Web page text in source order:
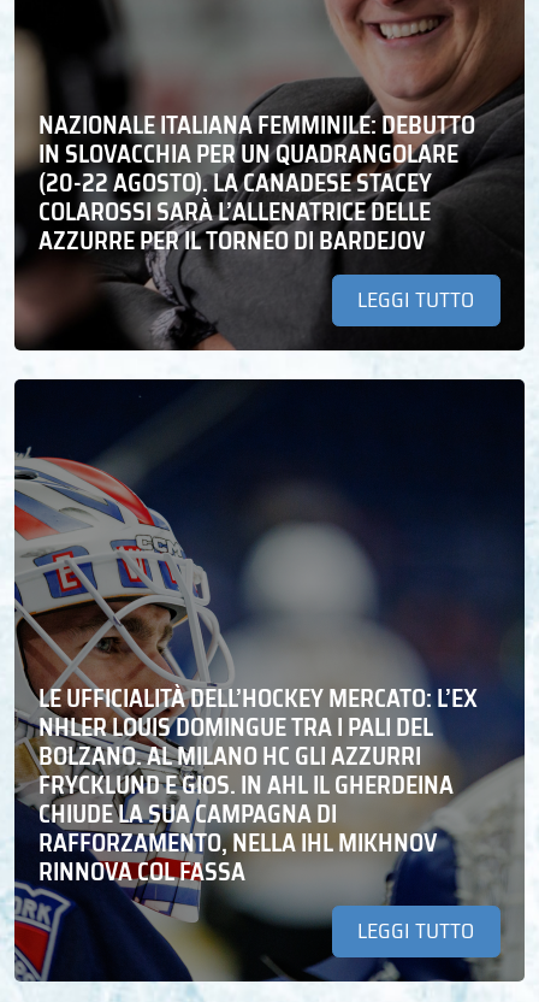
NAZIONALE ITALIANA FEMMINILE: DEBUTTO
IN SLOVACCHIA PER UN QUADRANGOLARE
(20-22 AGOSTO). LA CANADESE STACEY
COLAROSSI SARÀ L’ALLENATRICE DELLE
AZZURRE PER IL TORNEO DI BARDEJOV
LEGGI TUTTO
LE UFFICIALITÀ DELL’HOCKEY MERCATO: L’EX
NHLER LOUIS DOMINGUE TRA I PALI DEL
BOLZANO. AL MILANO HC GLI AZZURRI
FRYCKLUND E GIOS. IN AHL IL GHERDEINA
CHIUDE LA SUA CAMPAGNA DI
RAFFORZAMENTO, NELLA IHL MIKHNOV
RINNOVA COL FASSA
LEGGI TUTTO